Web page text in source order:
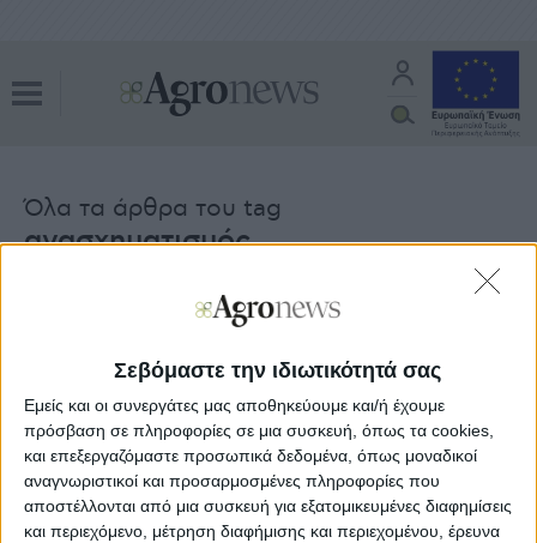
Σεβόμαστε την ιδιωτικότητά σας
Εμείς και οι συνεργάτες μας αποθηκεύουμε και/ή έχουμε
πρόσβαση σε πληροφορίες σε μια συσκευή, όπως τα cookies,
και επεξεργαζόμαστε προσωπικά δεδομένα, όπως μοναδικοί
αναγνωριστικοί και προσαρμοσμένες πληροφορίες που
αποστέλλονται από μια συσκευή για εξατομικευμένες διαφημίσεις
και περιεχόμενο, μέτρηση διαφήμισης και περιεχομένου, έρευνα
Όλα τα άρθρα του tag
ανασχηματισμός
Θεσμικά 01.04.26 - 11:18
φέρνει τον ανασχηματισμό ΥΠΑΑΤ
Θεσμικά 03.01.24 - 15:05
Νέοι επικεφαλής στα υπουργεία
Προστασίας του Πολίτη, Υγείας και
Εργασίας